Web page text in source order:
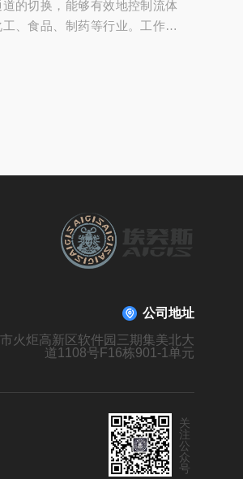
的切换，能够有效地控制流体
、食品、制药等行业。工作原
在不同通道之间切换时，不会
多通道设...
公司地址
火炬高新区软件园三期集美北大
道1108号F16栋901-1单元
关
注
公
众
号